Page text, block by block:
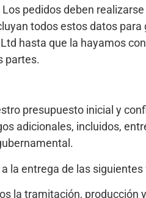
pedidos deben
todos estos datos
hasta que la hayamos
partes.
presupuesto inicial y
adicionales, incluidos,
la entrega de las
la tramitación, producción